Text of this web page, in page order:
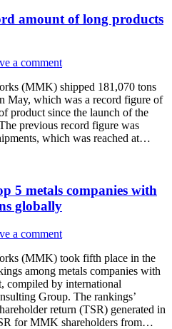
amount of long products
a comment
(MMK) shipped 181,070 tons
May, which was a record figure of
product since the launch of the
previous record figure was
which was reached at…
5 metals companies with
globally
a comment
(MMK) took fifth place in the
among metals companies with
compiled by international
Group. The rankings’
return (TSR) generated in
for MMK shareholders from…